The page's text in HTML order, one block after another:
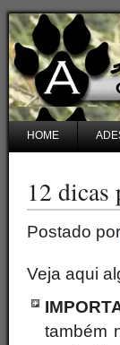
HOME
12 dicas
Postado por
Veja aqui
também